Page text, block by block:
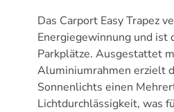
Das Carport Easy Trapez
Energiegewinnung und ist
Parkplätze. Ausgestattet
Aluminiumrahmen erzielt
Sonnenlichts einen
Lichtdurchlässigkeit, was